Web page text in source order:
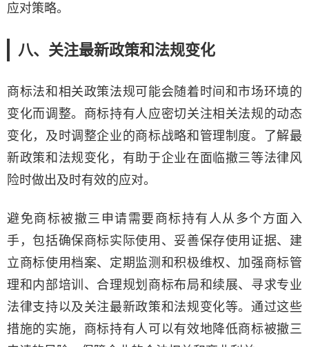
应对策略。
八、关注最新政策和法规变化
商标法和相关政策法规可能会随着时间和市场环境的
变化而调整。商标持有人应密切关注相关法规的动态
变化，及时调整企业的商标战略和管理制度。了解最
新政策和法规变化，有助于企业在面临撤三等法律风
险时做出及时有效的应对。
避免商标被撤三申请需要商标持有人从多个方面入
手，包括确保商标实际使用、妥善保存使用证据、建
立商标使用档案、定期监测和积极维权、加强商标管
理和内部培训、合理规划商标布局和续展、寻求专业
法律支持以及关注最新政策和法规变化等。通过这些
措施的实施，商标持有人可以有效地降低商标被撤三